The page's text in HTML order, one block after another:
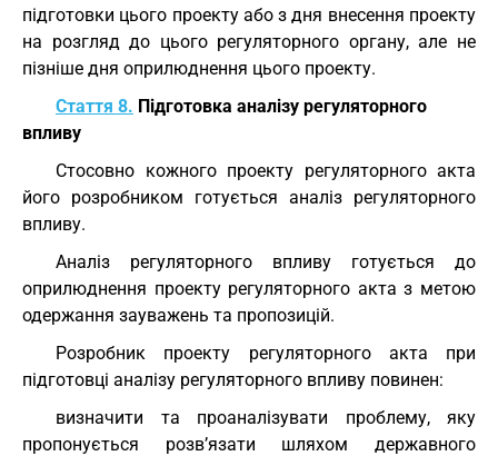
підготовки цього проекту або з дня внесення проекту
на розгляд до цього регуляторного органу, але не
пізніше дня оприлюднення цього проекту.
Стаття 8. Підготовка аналізу регуляторного
впливу
Стосовно кожного проекту регуляторного акта
його розробником готується аналіз регуляторного
впливу.
Аналіз регуляторного впливу готується до
оприлюднення проекту регуляторного акта з метою
одержання зауважень та пропозицій.
Розробник проекту регуляторного акта при
підготовці аналізу регуляторного впливу повинен:
визначити та проаналізувати проблему, яку
пропонується розв’язати шляхом державного